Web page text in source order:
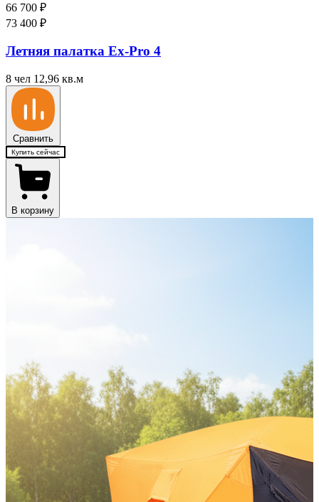
66 700 ₽
73 400 ₽
Летняя палатка Ex-Pro 4
8 чел 12,96 кв.м
Сравнить
Купить сейчас
В корзину